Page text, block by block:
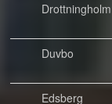
Drottningholm
Duvbo
Edsberg